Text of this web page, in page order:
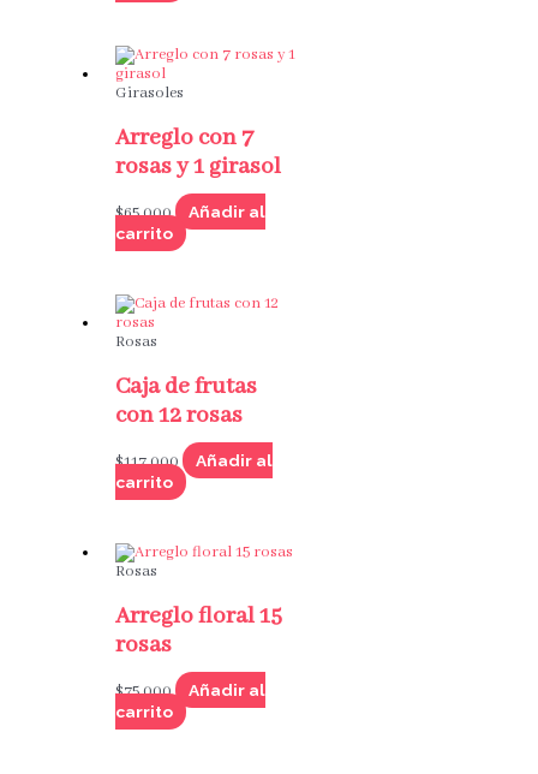
Girasoles
Arreglo con 7
rosas y 1 girasol
$65,000
Añadir al
carrito
Rosas
Caja de frutas
con 12 rosas
$117,000
Añadir al
carrito
Rosas
Arreglo floral 15
rosas
$75,000
Añadir al
carrito